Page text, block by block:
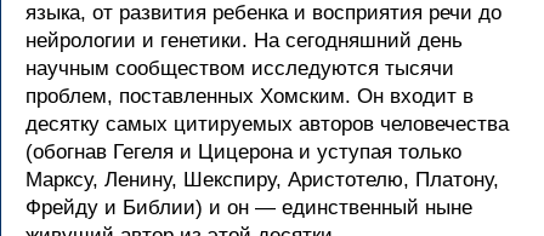
языка, от развития ребенка и восприятия речи до
нейрологии и генетики. На сегодняшний день
научным сообществом исследуются тысячи
проблем, поставленных Хомским. Он входит в
десятку самых цитируемых авторов человечества
(обогнав Гегеля и Цицерона и уступая только
Марксу, Ленину, Шекспиру, Аристотелю, Платону,
Фрейду и Библии) и он — единственный ныне